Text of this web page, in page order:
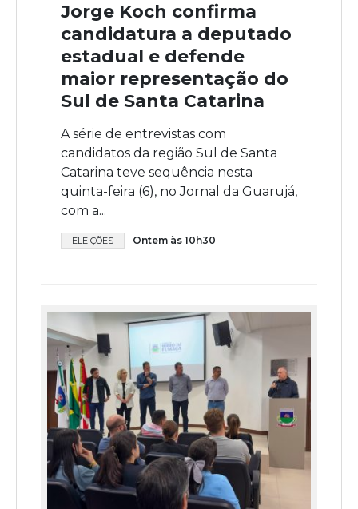
Jorge Koch confirma
candidatura a deputado
estadual e defende
maior representação do
Sul de Santa Catarina
A série de entrevistas com
candidatos da região Sul de Santa
Catarina teve sequência nesta
quinta-feira (6), no Jornal da Guarujá,
com a...
ELEIÇÕES Ontem às 10h30